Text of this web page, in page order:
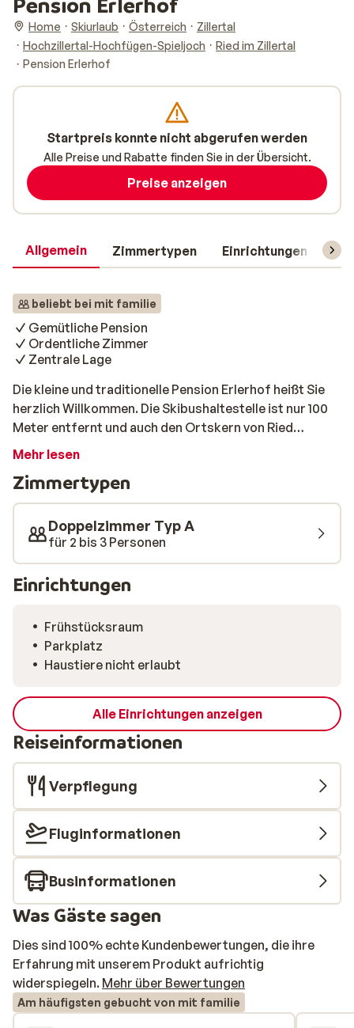
Home Skiurlaub Österreich
Zillertal
Hochzillertal-Hochfügen-Spieljoch
Ried im Zillertal
Pension Erlerhof
Allgemein Zimmertypen Einrichtungen
beliebt bei mit familie
Gemütliche Pension
Ordentliche Zimmer
Zentrale Lage
Die kleine und traditionelle Pension Erlerhof heißt Sie
herzlich Willkommen. Die Skibushaltestelle ist nur 100
Meter entfernt und auch den Ortskern von Ried
erreichen Sie ganz unkompliziert zu Fuß. Den Tag
Nach einem erlebnisreichen Tag auf der Piste können
Sie in Ried in eines der guten Restaurants einkehren und
dort den Abend gemütlich ausklingen lassen.
Mehr lesen
Zimmertypen
Doppelzimmer Typ A
für 2 bis 3 Personen
Einrichtungen
Frühstücksraum
Parkplatz
Haustiere nicht erlaubt
Alle Einrichtungen anzeigen
Reiseinformationen
Verpflegung
Fluginformationen
Businformationen
Was Gäste sagen
Dies sind 100% echte Kundenbewertungen, die ihre
Erfahrung mit unserem Produkt aufrichtig
widerspiegeln. Mehr über Bewertungen
Am häufigsten gebucht von mit familie
Startpreis konnte nicht abgerufen werden
Alle Preise und Rabatte finden Sie in der Übersicht.
Preise anzeigen